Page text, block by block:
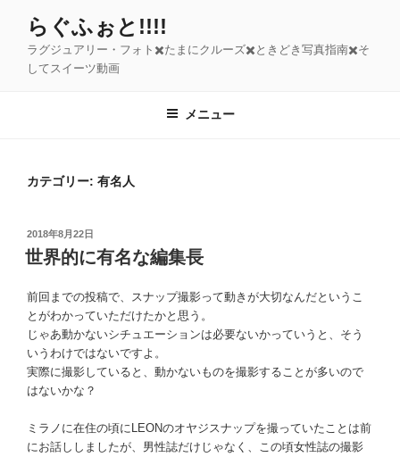
らぐふぉと!!!!
ラグジュアリー・フォト✖️たまにクルーズ✖️ときどき写真指南✖️そ
してスイーツ動画
メニュー
カテゴリー: 有名人
投
稿
日:
2018年8月22日
世界的に有名な編集長
前回までの投稿で、スナップ撮影って動きが大切なんだというこ
とがわかっていただけたかと思う。
じゃあ動かないシチュエーションは必要ないかっていうと、そう
いうわけではないですよ。
実際に撮影していると、動かないものを撮影することが多いので
はないかな？
ミラノに在住の頃にLEONのオヤジスナップを撮っていたことは前
にお話ししましたが、男性誌だけじゃなく、この頃女性誌の撮影